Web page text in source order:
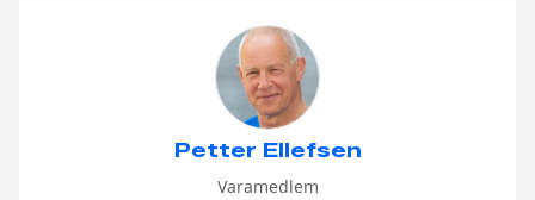
Petter Ellefsen
Varamedlem